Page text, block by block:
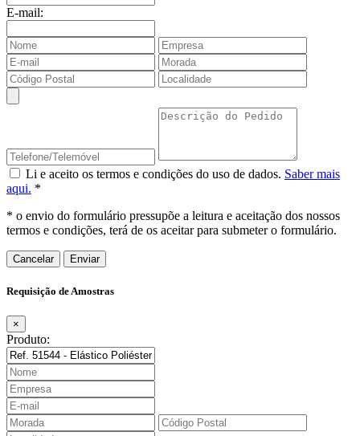
E-mail:
Li e aceito os termos e condições do uso de dados. Saber mais
aqui. *
* o envio do formulário pressupõe a leitura e aceitação dos nossos
termos e condições, terá de os aceitar para submeter o formulário.
Cancelar
Requisição de Amostras
×
Produto: